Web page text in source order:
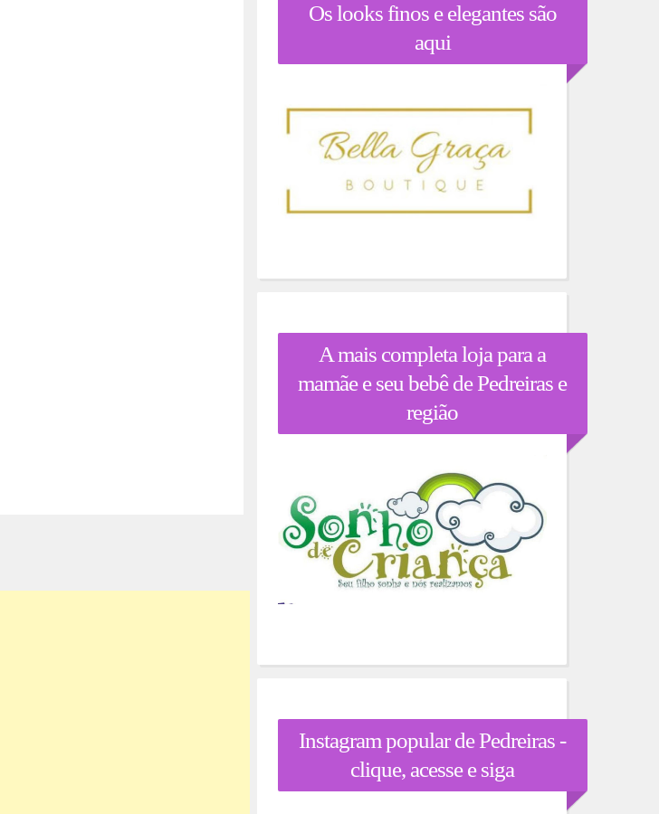
Os looks finos e elegantes são
aqui
A mais completa loja para a
mamãe e seu bebê de Pedreiras e
região
Instagram popular de Pedreiras -
clique, acesse e siga